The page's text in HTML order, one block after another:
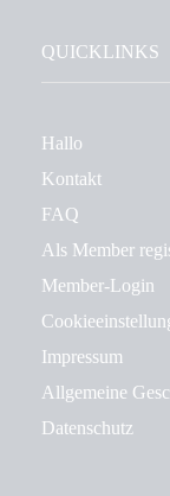
QUICKLINKS
Hallo
Kontakt
FAQ
Als Member
Member-Login
Impressum
Allgemeine
Datenschutz